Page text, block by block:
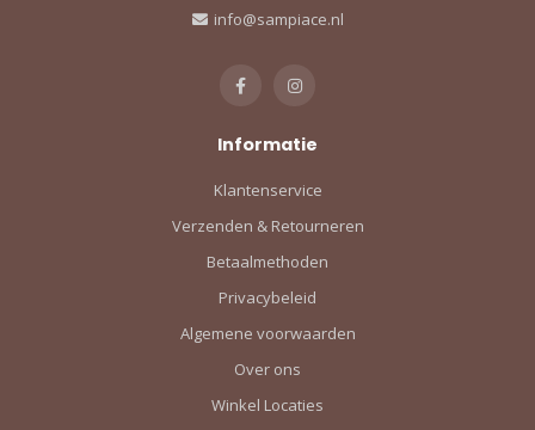
info@sampiace.nl
Informatie
Klantenservice
Verzenden & Retourneren
Betaalmethoden
Privacybeleid
Algemene voorwaarden
Over ons
Winkel Locaties